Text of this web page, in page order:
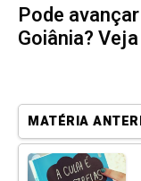
Pode
Goiânia?
MATÉRIA